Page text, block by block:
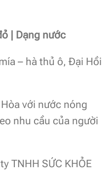
| Dạng nước
– hà thủ ô, Đại Hồi
với nước nóng
nhu cầu của người
TNHH SỨC KHỎE